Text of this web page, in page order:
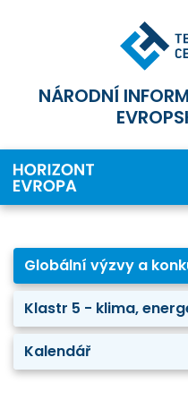
NÁRODNÍ
Globální výzvy a
Klastr 5 - klima,
Kalendář